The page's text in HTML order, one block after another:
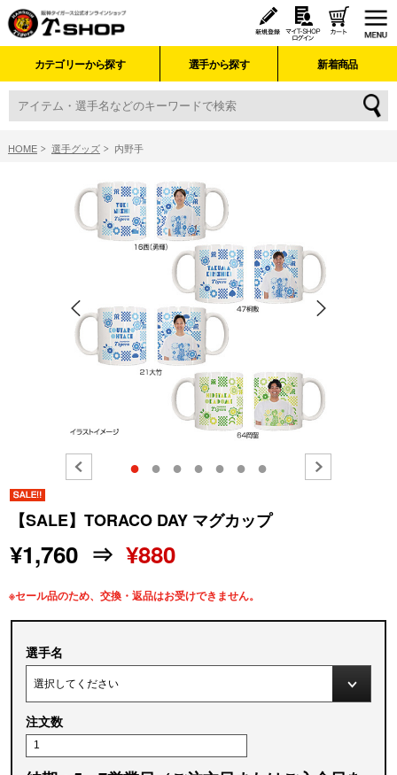
カテゴリーから探す 選手から探す 新着商品
HOME 選手グッズ 内野手
● ● ● ● ● ● ●
【SALE】TORACO DAY マグカップ
¥1,760 ⇒¥880
※セール品のため、交換・返品はお受けできません。
選手名
注文数